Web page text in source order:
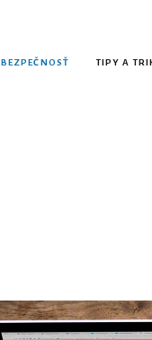
BEZPEČNOSŤ TIPY A